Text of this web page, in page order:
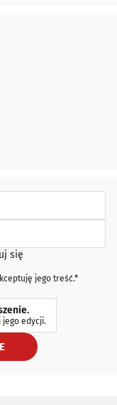
się
jego treść.*
jego edycji.